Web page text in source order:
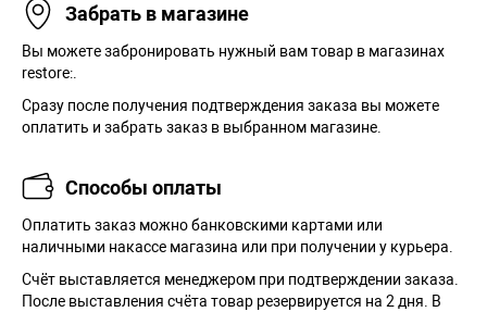
Забрать в магазине
Вы можете забронировать нужный вам товар в магазинах
restore:.
Сразу после получения подтверждения заказа вы можете
оплатить и забрать заказ в выбранном магазине.
Способы оплаты
Оплатить заказ можно банковскими картами или
наличными накассе магазина или при получении у курьера.
Cчёт выставляется менеджером при подтверждении заказа.
После выставления счёта товар резервируется на 2 дня. В